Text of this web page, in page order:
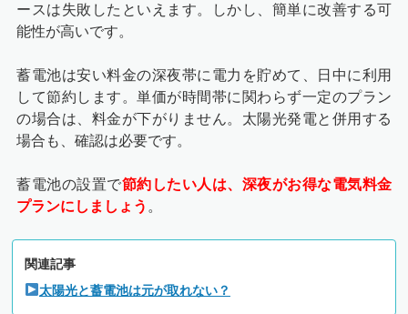
ースは失敗したといえます。しかし、簡単に改善する可
能性が高いです。
蓄電池は安い料金の深夜帯に電力を貯めて、日中に利用
して節約します。単価が時間帯に関わらず一定のプラン
の場合は、料金が下がりません。太陽光発電と併用する
場合も、確認は必要です。
蓄電池の設置で節約したい人は、深夜がお得な電気料金
プランにしましょう 。
関連記事
太陽光と蓄電池は元が取れない？